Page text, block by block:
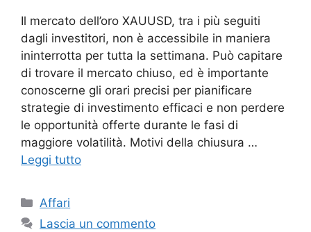
Il mercato dell’oro XAUUSD, tra i più seguiti
dagli investitori, non è accessibile in maniera
ininterrotta per tutta la settimana. Può capitare
di trovare il mercato chiuso, ed è importante
conoscerne gli orari precisi per pianificare
strategie di investimento efficaci e non perdere
le opportunità offerte durante le fasi di
maggiore volatilità. Motivi della chiusura …
Leggi tutto
Categorie
Affari
Lascia un commento